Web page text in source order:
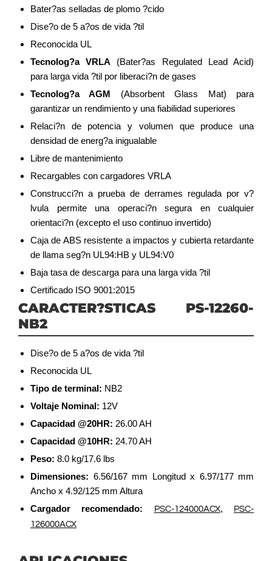
Bater?as selladas de plomo ?cido
Dise?o de 5 a?os de vida ?til
Reconocida UL
Tecnolog?a VRLA (Bater?as Regulated Lead Acid)
para larga vida ?til por liberaci?n de gases
Tecnolog?a AGM (Absorbent Glass Mat) para
garantizar un rendimiento y una fiabilidad superiores
Relaci?n de potencia y volumen que produce una
densidad de energ?a inigualable
Libre de mantenimiento
Recargables con cargadores VRLA
Construcci?n a prueba de derrames regulada por v?
lvula permite una operaci?n segura en cualquier
orientaci?n (excepto el uso continuo invertido)
Caja de ABS resistente a impactos y cubierta retardante
de llama seg?n UL94:HB y UL94:V0
Baja tasa de descarga para una larga vida ?til
Certificado ISO 9001:2015
CARACTER?STICAS PS-12260-
NB2
Dise?o de 5 a?os de vida ?til
Reconocida UL
Tipo de terminal: NB2
Voltaje Nominal: 12V
Capacidad @20HR: 26.00 AH
Capacidad @10HR: 24.70 AH
Peso: 8.0 kg/17.6 lbs
Dimensiones: 6.56/167 mm Longitud x 6.97/177 mm
Ancho x 4.92/125 mm Altura
Cargador recomendado:
PSC-124000ACX,
PSC-
126000ACX